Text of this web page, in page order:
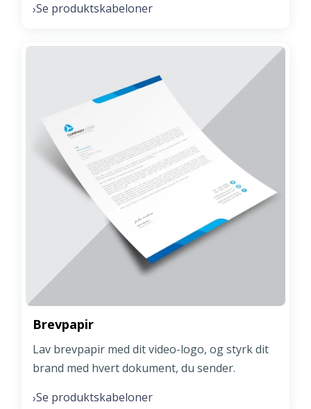
›Se produktskabeloner
Brevpapir
Lav brevpapir med dit video-logo, og styrk dit
brand med hvert dokument, du sender.
›Se produktskabeloner